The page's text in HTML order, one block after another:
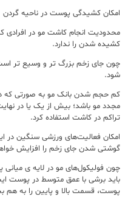
امکان کشیدگی پوست در ناحیه گردن
محدودیت انجام کاشت مو در
کشیده شدن را ندارد.
چون جای زخم بزرگ تر و وسیع تر
شود.
کم حجم شدن بانک مو به صورتی که
مجدد مو باشد؛ بیش از یک یا در
تراکم در کاشت استفاده کرد.
امکان فعالیت‌های ورزشی سنگین
گوشتی شدن جای زخم را افزایش
چون فولیکول‌های مو در لایه ی میانی
باید برشی با عمق متوسط در پوست
پوست، قسمت بالا و پایین را به هم